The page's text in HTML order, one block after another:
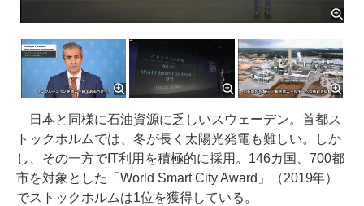
日本と同様に石油資源に乏しいスウェーデン。首都ス
トックホルムでは、冬が長く太陽光発電も難しい。しか
し、その一方でIT利用を積極的に採用。146カ国、700都
市を対象とした「World Smart City Award」（2019年）
でストックホルムは1位を獲得している。